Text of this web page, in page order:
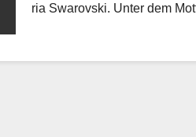
ria Swarovs­ki. Unter dem